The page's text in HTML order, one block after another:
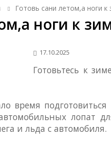
Готовь сани летом,а ноги к
ноги к
17.10.2025
Готовьтесь к
время
лопат
и льда с автомобиля.